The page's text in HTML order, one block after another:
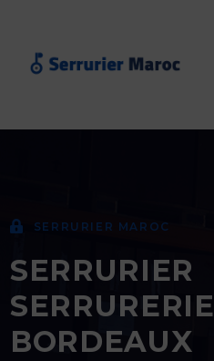
SERRURIER MAROC
SERRURIER
SERRURERIE
BORDEAUX